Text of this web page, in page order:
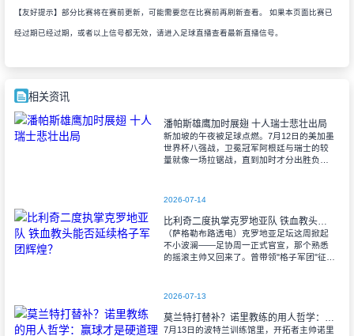
【友好提示】部分比赛将在赛前更新，可能需要您在比赛前再刷新查看。 如果本页面比赛已
经过期已经过期，或者以上信号都无效，请进入足球直播查看最新直播信号。
相关资讯
潘帕斯雄鹰加时展翅 十人瑞士悲壮出局
新加坡的午夜被足球点燃。7月12日的美加墨
世界杯八强战，卫冕冠军阿根廷与瑞士的较
量就像一场拉锯战，直到加时才分出胜负。
2026-07-14
比利奇二度执掌克罗地亚队 铁血教头能否延续格子军团辉煌？
（萨格勒布路透电）克罗地亚足坛这周掀起
不小波澜——足协周一正式官宣，那个熟悉
的摇滚主帅又回来了。曾带领"格子军团"征战
2026-07-13
莫兰特打替补？诺里教练的用人哲学：赢球才是硬道理
7月13日的波特兰训练馆里，开拓者主帅诺里